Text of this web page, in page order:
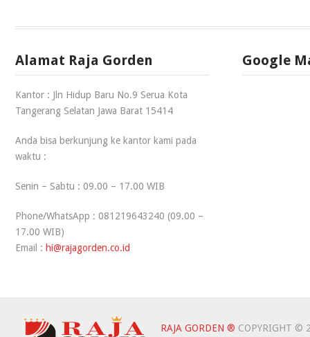
Alamat Raja Gorden
Kantor : Jln Hidup Baru No.9 Serua Kota
Tangerang Selatan Jawa Barat 15414
Anda bisa berkunjung ke kantor kami pada
waktu :
Senin – Sabtu : 09.00 – 17.00 WIB
Phone/WhatsApp : 081219643240 (09.00 –
17.00 WIB)
Email : hi@rajagorden.co.id
Google
RAJA GORDEN ® COPYRIGHT ©